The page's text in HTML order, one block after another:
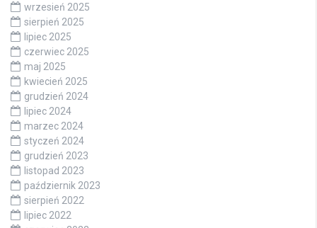
wrzesień 2025
sierpień 2025
lipiec 2025
czerwiec 2025
maj 2025
kwiecień 2025
grudzień 2024
lipiec 2024
marzec 2024
styczeń 2024
grudzień 2023
listopad 2023
październik 2023
sierpień 2022
lipiec 2022